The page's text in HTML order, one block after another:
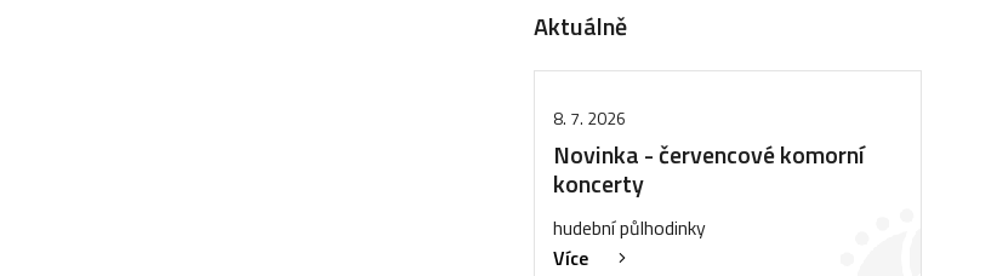
Aktuálně
8. 7. 2026
Novinka - červencové komorní
koncerty
hudební půlhodinky
Více